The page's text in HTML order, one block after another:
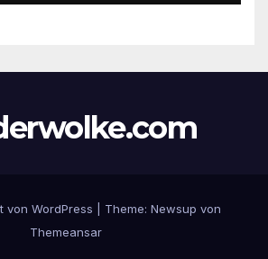
von WordPress Theme: Newsup von
Themeansar